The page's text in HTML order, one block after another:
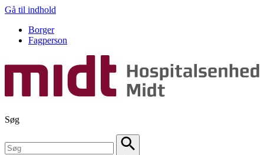
Gå til indhold
Borger
Fagperson
Søg